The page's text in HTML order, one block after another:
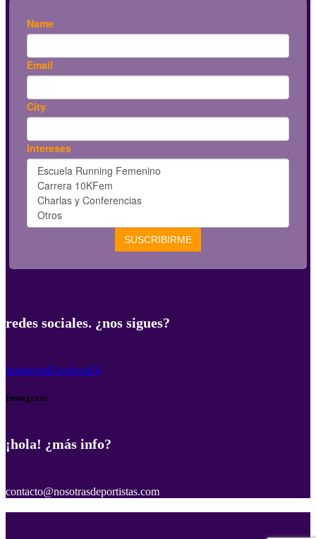
redes sociales. ¿nos sigues?
InstagramFacebookX
Instagram
¡hola! ¿más info?
contacto@nosotrasdeportistas.com